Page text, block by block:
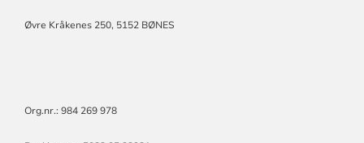
Øvre Kråkenes 250, 5152 BØNES
Org.nr.: 984 269 978